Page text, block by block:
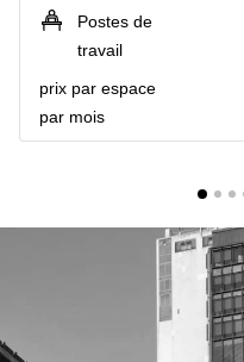
la
Neuve
Wavre
Anvers
Centre
d'affaires
Gand
Centre
Postes de
travail
prix par espace
par mois